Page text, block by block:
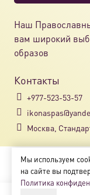
Наш
вам широкий
образов
Контакты
+977-523-53-57
Москва,
Copyright ©
Магазин
Мы используем
на сайте вы
Политика